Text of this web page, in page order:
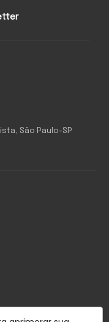
São Paulo-SP